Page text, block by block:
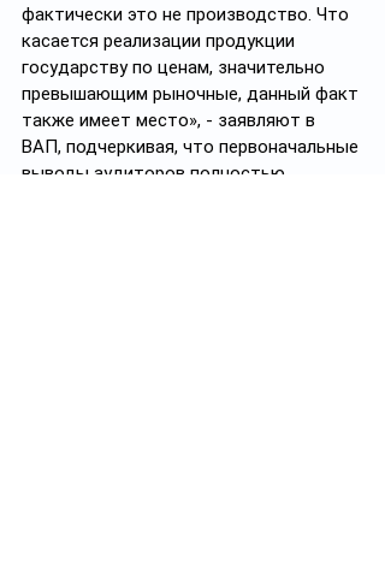
фактически это не производство. Что
касается реализации продукции
государству по ценам, значительно
превышающим рыночные, данный факт
также имеет место», - заявляют в
ВАП, подчеркивая, что первоначальные
выводы аудиторов полностью